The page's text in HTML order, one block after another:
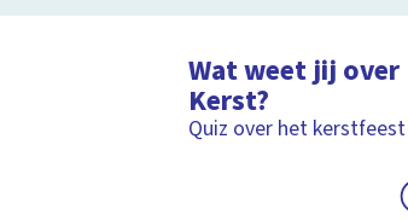
Wat weet jij over
Kerst?
Quiz over het kerstfeest